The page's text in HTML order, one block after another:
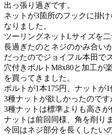
出っ張り過ぎです。
ネットが3箇所のフックに掛け
なりました。
ツーリングネットLサイズを
長過ぎたのとネジのかみ合い
だったのでジョイフル本田で
穴付きボルトM8x80と加工が
を買ってきました。
ボルトが1本175円、ナットが1
3種ナットが欲しかったのです
3種ナットは標準よりも高さが
ナットは前回同様、角を削り
今回はネジ部分を長くしたい